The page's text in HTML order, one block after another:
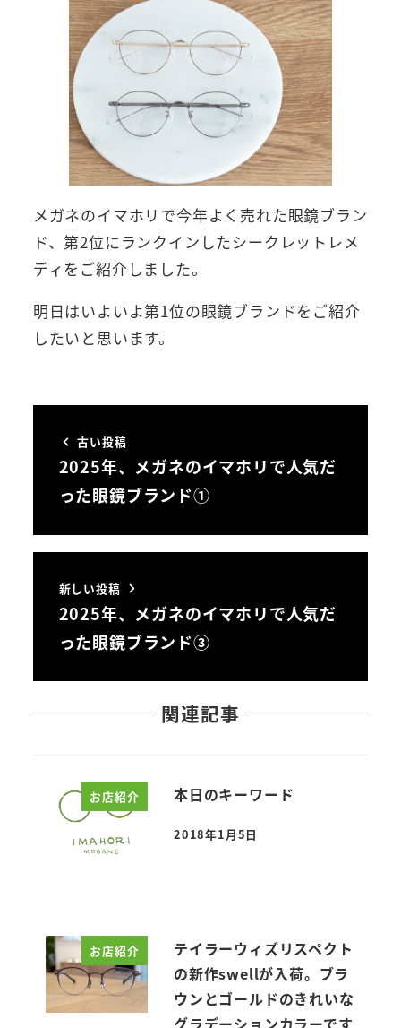
メガネのイマホリで今年よく売れた眼鏡ブラン
ド、第2位にランクインしたシークレットレメ
ディをご紹介しました。
明日はいよいよ第1位の眼鏡ブランドをご紹介
したいと思います。
古い投稿
2025年、メガネのイマホリで人気だ
った眼鏡ブランド①
新しい投稿
2025年、メガネのイマホリで人気だ
った眼鏡ブランド③
関連記事
お店紹介 本日のキーワード
投稿日
2018年1月5日
お店紹介
テイラーウィズリスペクト
の新作swellが入荷。ブラ
ウンとゴールドのきれいな
グラデーションカラーです